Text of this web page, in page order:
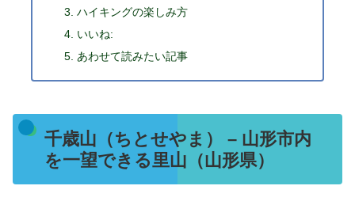
ハイキングの楽しみ方
いいね:
あわせて読みたい記事
千歳山（ちとせやま） – 山形市内
を一望できる里山（山形県）